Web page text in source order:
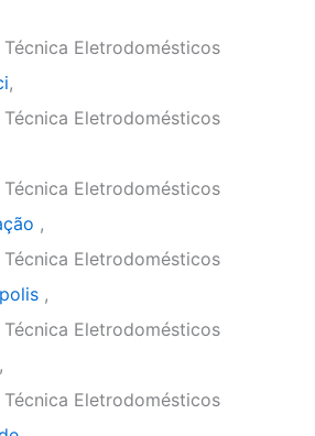
Eletrodomésticos
,
Eletrodomésticos
Eletrodomésticos
,
Eletrodomésticos
,
Eletrodomésticos
,
Eletrodomésticos